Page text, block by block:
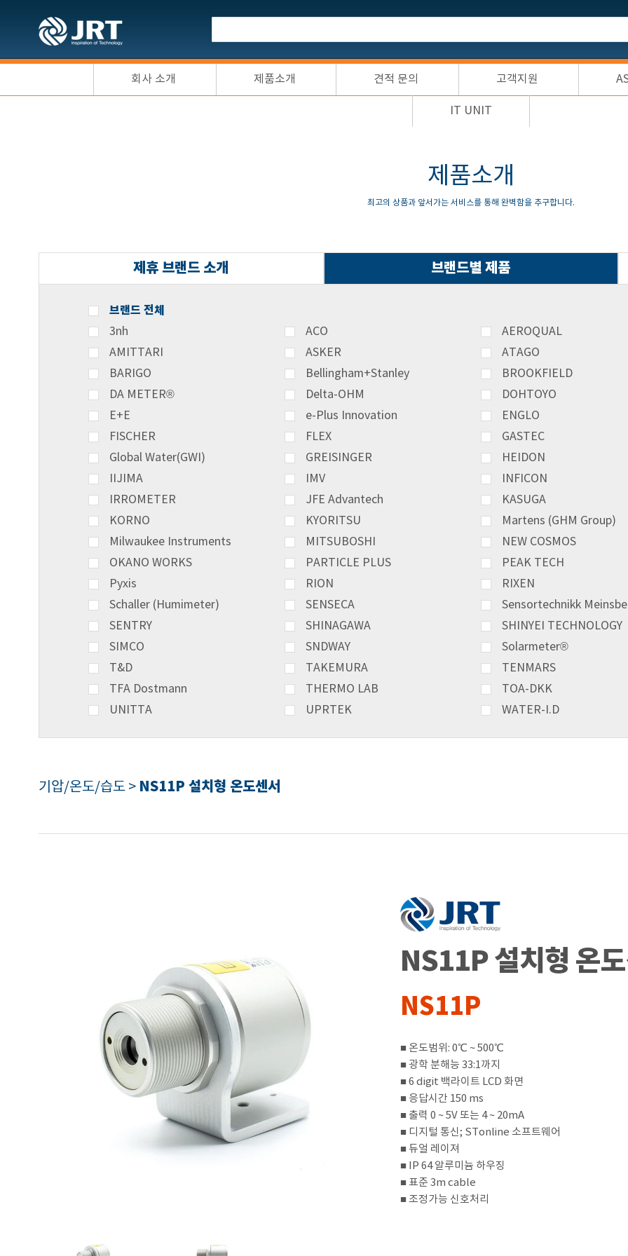
회사 소개 제품소개 견적 문의 고객지원
IT UNIT
제품소개
최고의 상품과 앞서가는 서비스를 통해 완벽함을 추구합니다.
제휴 브랜드 소개 브랜드별 제품
브랜드 전체
3nh ACO
AEROQUAL
AMITTARI
ASKER
ATAGO
BARIGO
Bellingham+Stanley
BROOKFIELD
DA METER®
Delta-OHM
DOHTOYO
E+E
e-Plus Innovation
ENGLO
FISCHER
FLEX
GASTEC
Global Water(GWI)
GREISINGER
HEIDON
IIJIMA
IMV
INFICON
IRROMETER
JFE Advantech
KASUGA
KORNO
KYORITSU
Martens (GHM Group)
Milwaukee Instruments
MITSUBOSHI
NEW COSMOS
OKANO WORKS
PARTICLE PLUS
PEAK TECH
Pyxis
RION
RIXEN
Schaller (Humimeter)
SENSECA
Sensortechnikk
SENTRY
SHINAGAWA
SHINYEI TECHNOLOGY
SIMCO
SNDWAY
Solarmeter®
T&D
TAKEMURA
TENMARS
TFA Dostmann
THERMO LAB
TOA-DKK
UNITTA
UPRTEK WATER-I.D
기압/온도/습도 > NS11P 설치형 온도센서
NS11P 설치형 온
NS11P
■ 온도범위: 0℃ ~ 500℃
■ 광학 분해능 33:1까지
■ 6 digit 백라이트 LCD 화면
■ 응답시간 150 ms
■ 출력 0 ~ 5V 또는 4 ~ 20mA
■ 디지털 통신; STonline 소프트웨어
■ 듀얼 레이져
■ IP 64 알루미늄 하우징
■ 표준 3m cable
■ 조정가능 신호처리